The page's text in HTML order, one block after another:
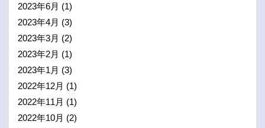
2023年6月 (1)
2023年4月 (3)
2023年3月 (2)
2023年2月 (1)
2023年1月 (3)
2022年12月 (1)
2022年11月 (1)
2022年10月 (2)